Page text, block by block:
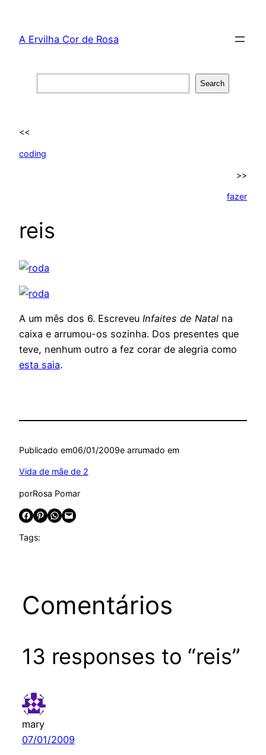
content
A Ervilha Cor de Rosa
Search
<<
coding
>>
fazer
reis
A um mês dos 6. Escreveu Infaites de Natal na
caixa e arrumou-os sozinha. Dos presentes que
teve, nenhum outro a fez corar de alegria como
esta saia.
Publicado em06/01/2009e arrumado em
Vida de mãe de 2
porRosa Pomar
Share on Facebook Share on Pinterest Share on WhatsApp Email this Page
Tags:
Comentários
13 responses to “reis”
mary
07/01/2009